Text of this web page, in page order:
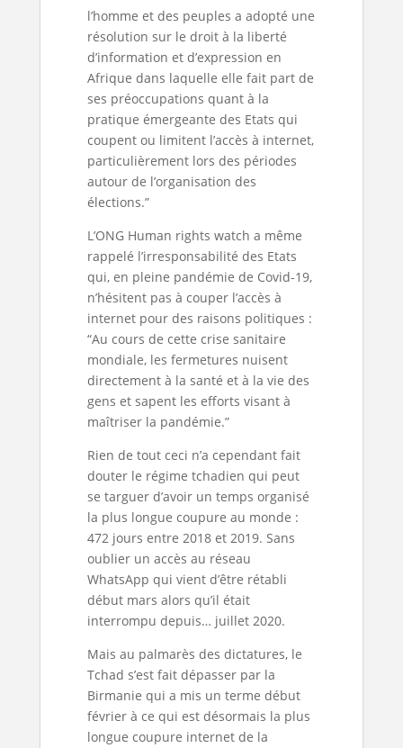
l’homme et des peuples a adopté une
résolution sur le droit à la liberté
d’information et d’expression en
Afrique dans laquelle elle fait part de
ses préoccupations quant à la
pratique émergeante des Etats qui
coupent ou limitent l’accès à internet,
particulièrement lors des périodes
autour de l’organisation des
élections.”
L’ONG Human rights watch a même
rappelé l’irresponsabilité des Etats
qui, en pleine pandémie de Covid-19,
n’hésitent pas à couper l’accès à
internet pour des raisons politiques :
“Au cours de cette crise sanitaire
mondiale, les fermetures nuisent
directement à la santé et à la vie des
gens et sapent les efforts visant à
maîtriser la pandémie.”
Rien de tout ceci n’a cependant fait
douter le régime tchadien qui peut
se targuer d’avoir un temps organisé
la plus longue coupure au monde :
472 jours entre 2018 et 2019. Sans
oublier un accès au réseau
WhatsApp qui vient d’être rétabli
début mars alors qu’il était
interrompu depuis… juillet 2020.
Mais au palmarès des dictatures, le
Tchad s’est fait dépasser par la
Birmanie qui a mis un terme début
février à ce qui est désormais la plus
longue coupure internet de la